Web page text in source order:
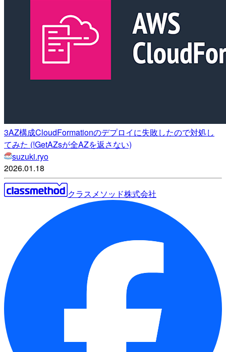
3AZ構成CloudFormationのデプロイに失敗したので対処し
てみた (!GetAZsが全AZを返さない)
suzuki.ryo
2026.01.18
クラスメソッド株式会社